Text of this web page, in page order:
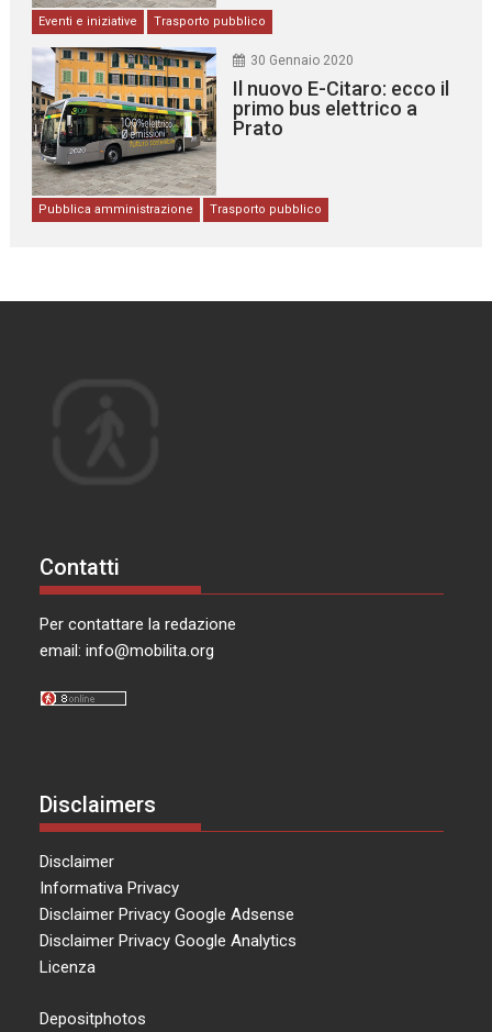
Eventi e iniziative Trasporto pubblico
30 Gennaio 2020
Il nuovo E-Citaro: ecco il
primo bus elettrico a
Prato
Pubblica amministrazione Trasporto pubblico
Contatti
Per contattare la redazione
email:info@mobilita.org
Disclaimers
Disclaimer
Informativa Privacy
Disclaimer Privacy Google Adsense
Disclaimer Privacy Google Analytics
Licenza
Depositphotos